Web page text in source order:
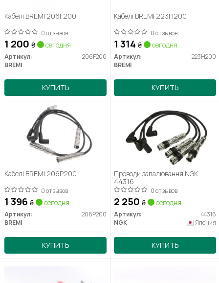
Кабелі BREMI 206F200
0 отзывов
1 200 ₴ сегодня
Артикул:
206F200
BREMI
КУПИТЬ
Кабелі BREMI 223H200
0 отзывов
1 314 ₴ сегодня
Артикул:
223H200
BREMI
КУПИТЬ
Кабелі BREMI 206P200
0 отзывов
1 396 ₴ сегодня
Артикул:
206P200
BREMI
КУПИТЬ
Проводи запалювання NGK
44316
0 отзывов
2 250 ₴ сегодня
Артикул:
44316
NGK
Япония
КУПИТЬ